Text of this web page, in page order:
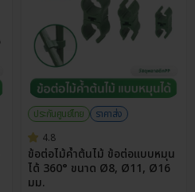
ประกันศูนย์ไทย
ราคาส่ง
4.8
ข้อต่อไม้ค้ำต้นไม้ ข้อต่อแบบหมุน
ได้ 360° ขนาด Ø8, Ø11, Ø16
มม.